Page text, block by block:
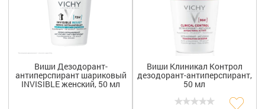
Виши Дезодорант-
антиперспирант шариковый
INVISIBLE женский, 50 мл
Виши Клиникал Контрол
дезодорант-антиперспирант,
50 мл